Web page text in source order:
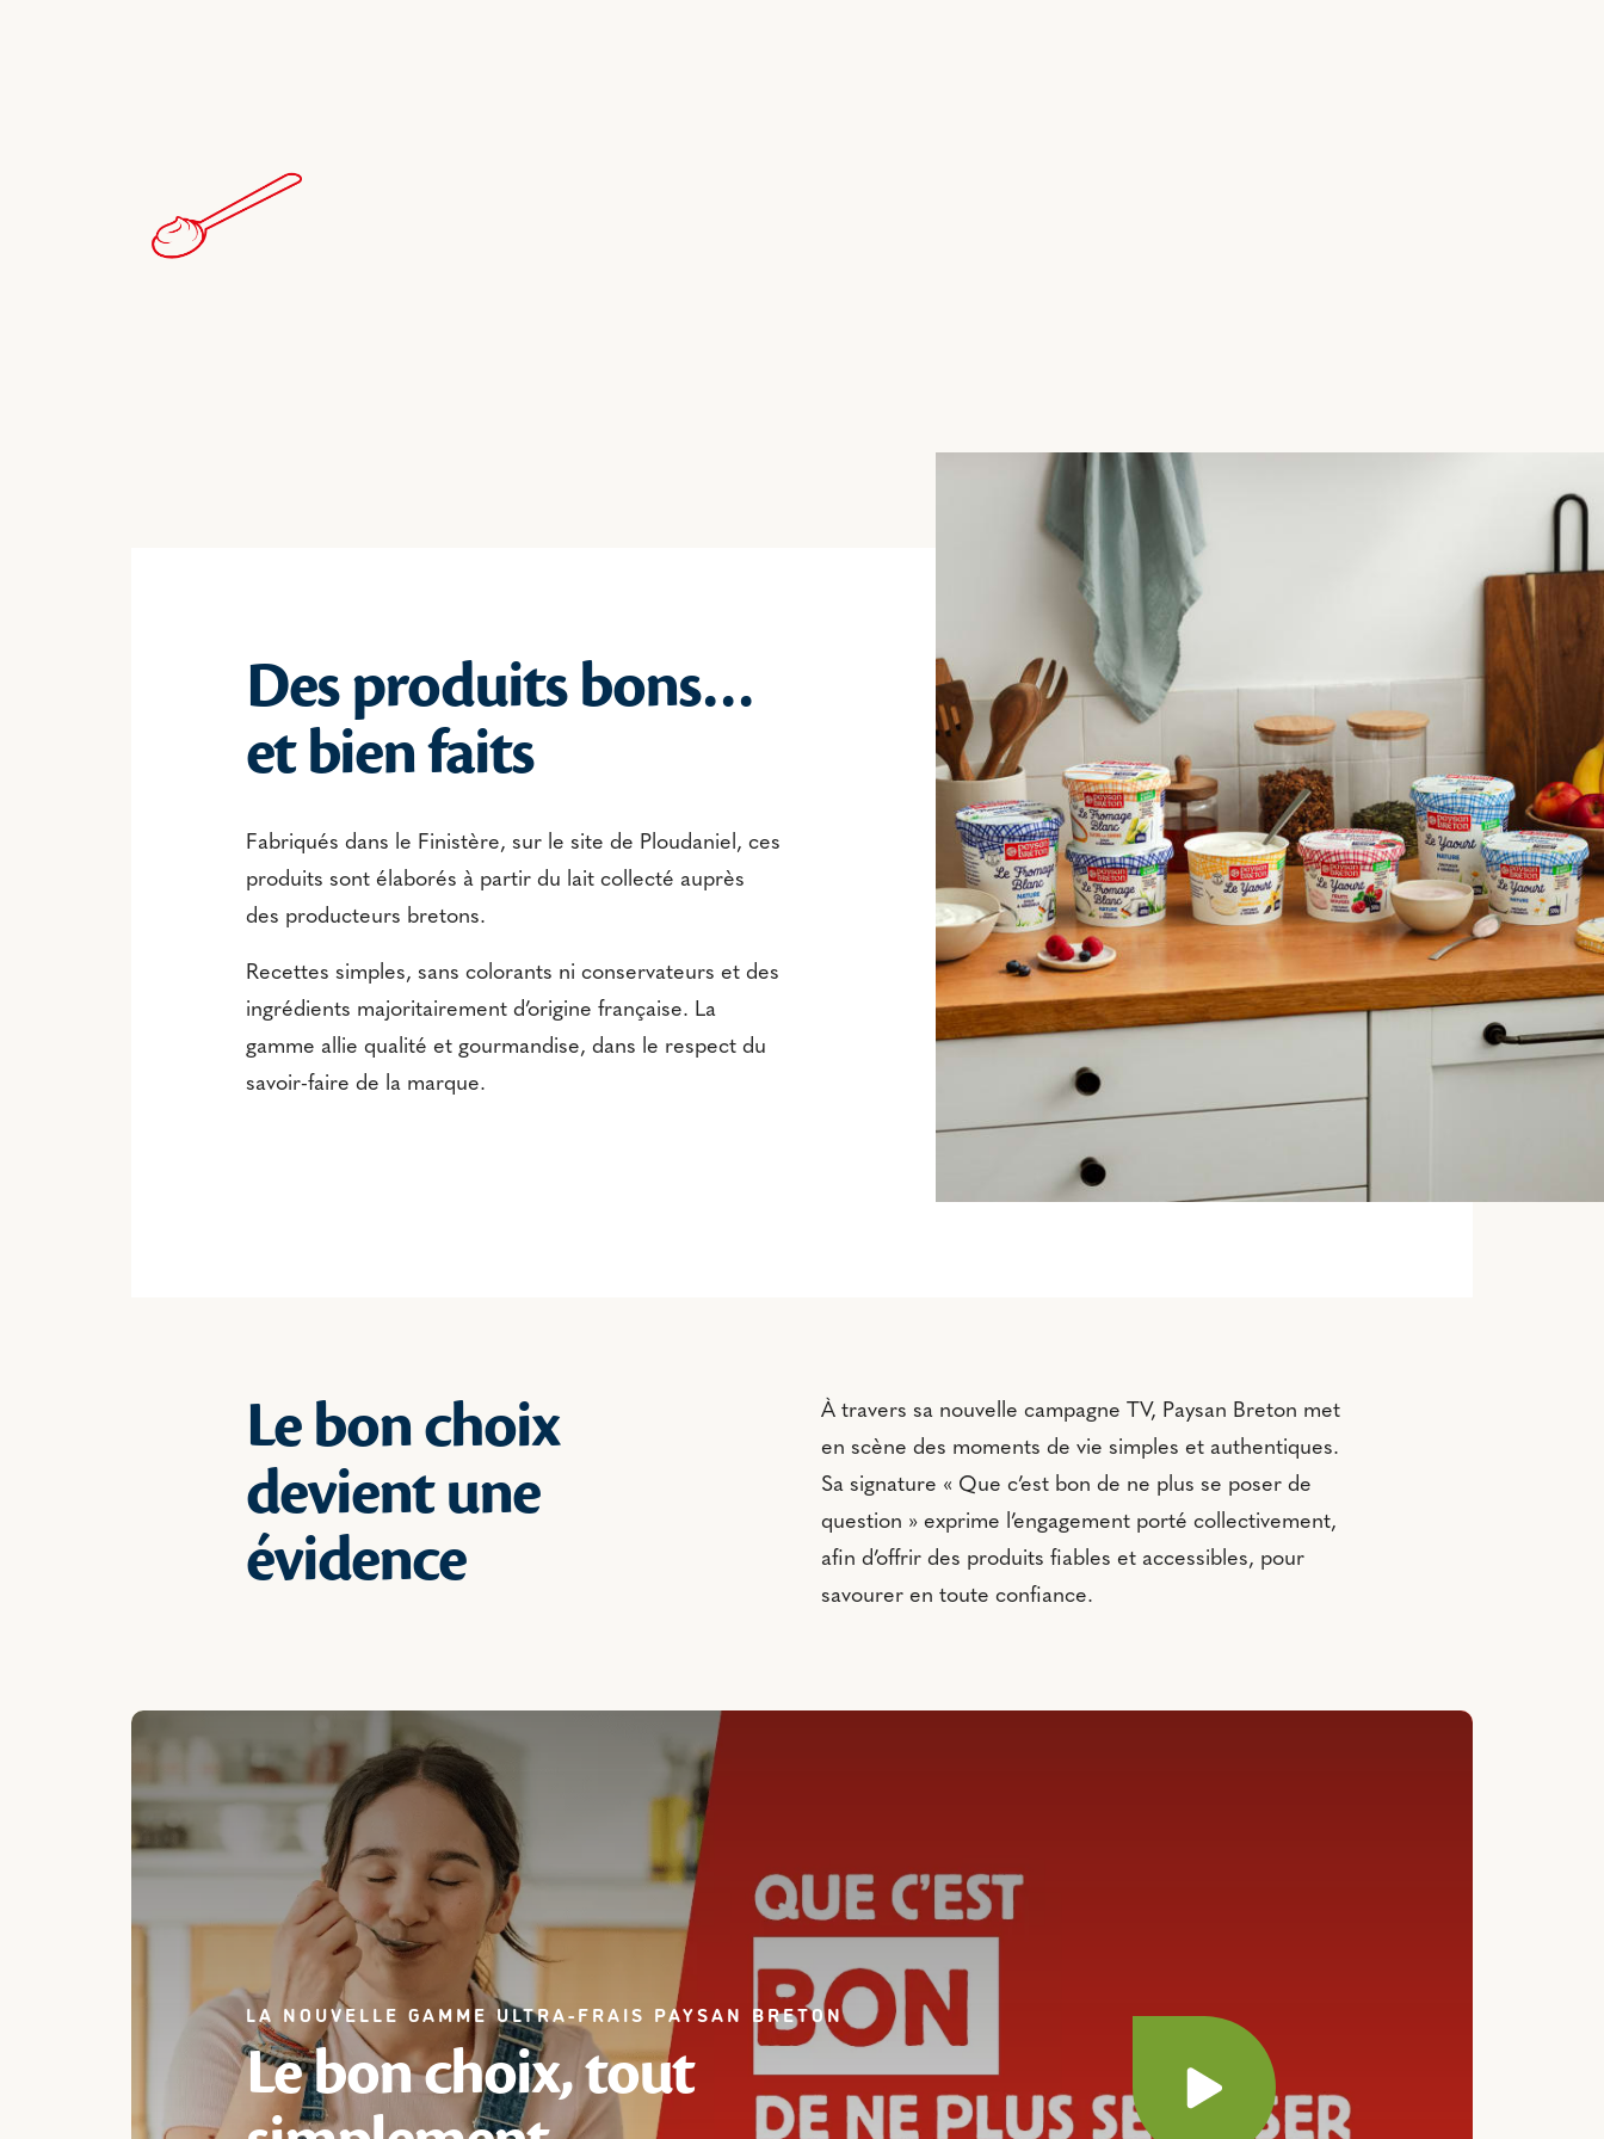
Des produits bons…
et bien faits
Fabriqués dans le Finistère, sur le site de Ploudaniel, ces
produits sont élaborés à partir du lait collecté auprès
des producteurs bretons.
Recettes simples, sans colorants ni conservateurs et des
ingrédients majoritairement d’origine française. La
gamme allie qualité et gourmandise, dans le respect du
savoir-faire de la marque.
Le bon choix
devient une
évidence
À travers sa nouvelle campagne TV, Paysan Breton met
en scène des moments de vie simples et authentiques.
Sa signature « Que c’est bon de ne plus se poser de
question » exprime l’engagement porté collectivement,
afin d’offrir des produits fiables et accessibles, pour
savourer en toute confiance.
LA NOUVELLE GAMME ULTRA-FRAIS PAYSAN BRETON
Le bon choix, tout
Play video